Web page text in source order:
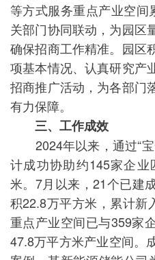
等方式服务重点产业空间
关部门协同联动，为园区
确保招商工作精准。园区
项基本情况、认真研究产
招商推广活动，为各部门
有力保障。
三、工作成效
2024年以来，通过“宝
计成功协助约145家企
米。7月以来，21个已建
积22.8万平方米，累计新
重点产业空间已与359家
47.8万平方米产业空间。